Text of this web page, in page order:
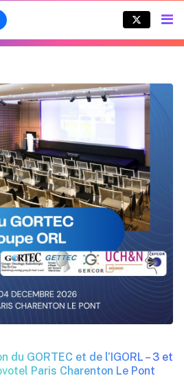
du GORTEC et de l’IGORL – 3 et
Paris Charenton Le Pont